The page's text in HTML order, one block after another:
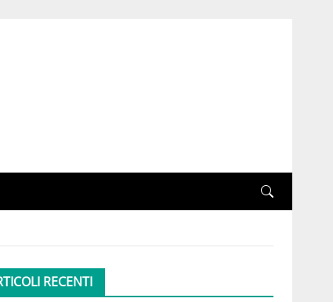
RECENTI